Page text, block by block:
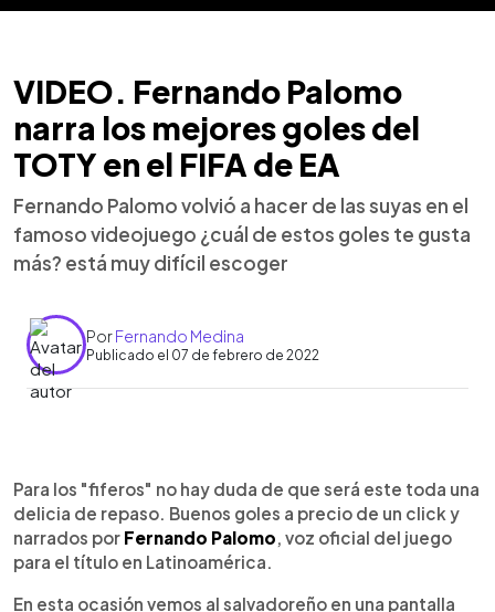
VIDEO. Fernando Palomo
narra los mejores goles del
TOTY en el FIFA de EA
Fernando Palomo volvió a hacer de las suyas en el
famoso videojuego ¿cuál de estos goles te gusta
más? está muy difícil escoger
PorFernando Medina
Publicado el 07 de febrero de 2022
► Escuchar artículo
Para los "fiferos" no hay duda de que será este toda una
delicia de repaso. Buenos goles a precio de un click y
narrados por Fernando Palomo, voz oficial del juego
para el título en Latinoamérica.
En esta ocasión vemos al salvadoreño en una pantalla